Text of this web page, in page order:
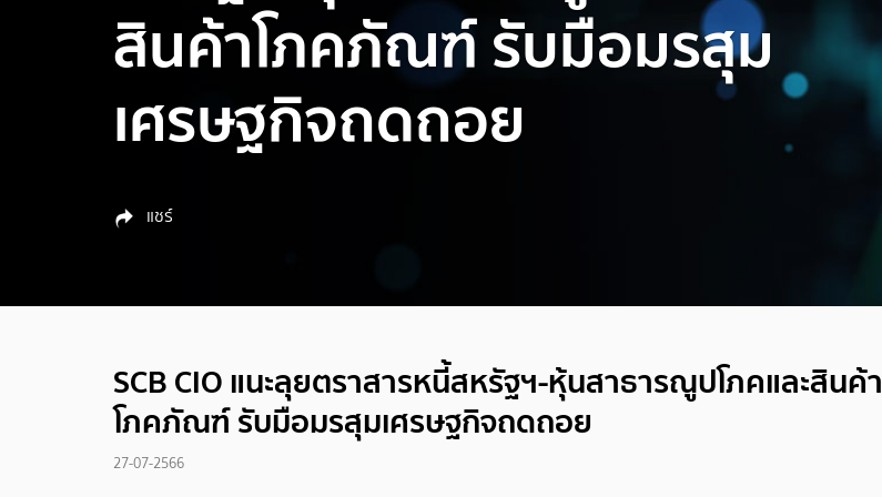
สินค้าโภคภัณฑ์ รับมือมรสุม
เศรษฐกิจถดถอย
แชร์
SCB CIO แนะลุยตราสารหนี้สหรัฐฯ-หุ้นสาธารณูปโภคและสินค้า
โภคภัณฑ์ รับมือมรสุมเศรษฐกิจถดถอย
27-07-2566